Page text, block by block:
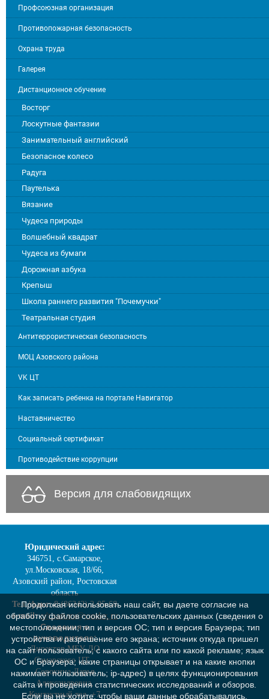
Профсоюзная организация
Противопожарная безопасность
Охрана труда
Галерея
Дистанционное обучение
Восторг
Лоскутные фантазии
Занимательный английский
Безопасное колесо
Радуга
Паутелька
Вязание
Чудеса природы
Волшебный квадрат
Чудеса из бумаги
Дорожная азбука
Крепыш
Школа раннего развития "Почемучки"
Театральная студия
Антитеррористическая безопасность
МОЦ Азовского района
VK ЦТ
Как записать ребенка на портале Навигатор
Наставничество
Социальный сертификат
Противодействие коррупции
Версия для слабовидящих
Юридический адрес:
346751, с.Самарское,
ул.Московская, 18/66,
Азовский район, Ростовская
область
Тел./факс:8 (86342) 2-05-68
e-mail: cdt.samara@yandex.ru
Сведения о
руководителе:
Директор МБУ ДО
Самарского ЦТ -
Сорокина Дарья
Александровна,
Контактный тел. +7
Продолжая использовать наш сайт, вы даете согласие на
обработку файлов cookie, пользовательских данных (сведения о
местоположении; тип и версия ОС; тип и версия Браузера; тип
устройства и разрешение его экрана; источник откуда пришел
на сайт пользователь; с какого сайта или по какой рекламе; язык
ОС и Браузера; какие страницы открывает и на какие кнопки
нажимает пользователь; ip-адрес) в целях функционирования
сайта и проведения статистических исследований и обзоров.
Если вы не хотите, чтобы ваши данные обрабатывались,